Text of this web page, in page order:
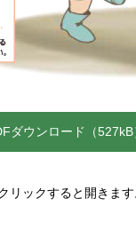
ダウンロード（527kB
リックすると開きます